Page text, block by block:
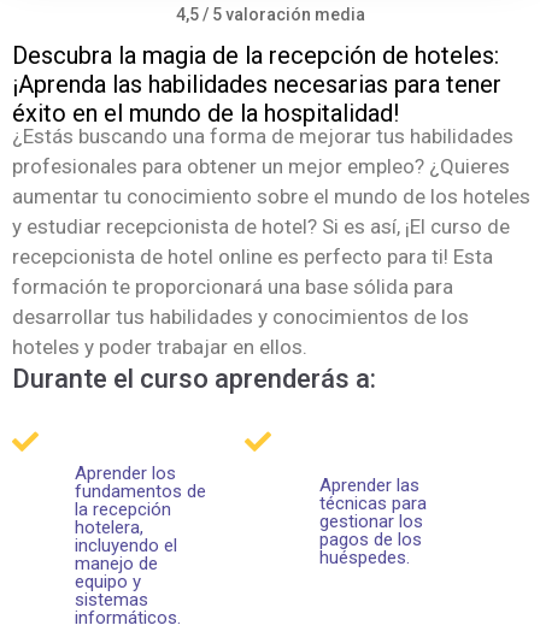
4,5 / 5 valoración media
Descubra la magia de la recepción de hoteles:
¡Aprenda las habilidades necesarias para tener
éxito en el mundo de la hospitalidad!
¿Estás buscando una forma de mejorar tus habilidades
profesionales para obtener un mejor empleo? ¿Quieres
aumentar tu conocimiento sobre el mundo de los hoteles
y estudiar recepcionista de hotel? Si es así, ¡El curso de
recepcionista de hotel online es perfecto para ti! Esta
formación te proporcionará una base sólida para
desarrollar tus habilidades y conocimientos de los
hoteles y poder trabajar en ellos.
Durante el curso aprenderás a:
Aprender los
fundamentos de
la recepción
hotelera,
incluyendo el
manejo de
equipo y
sistemas
informáticos.
Aprender las
técnicas para
gestionar los
pagos de los
huéspedes.